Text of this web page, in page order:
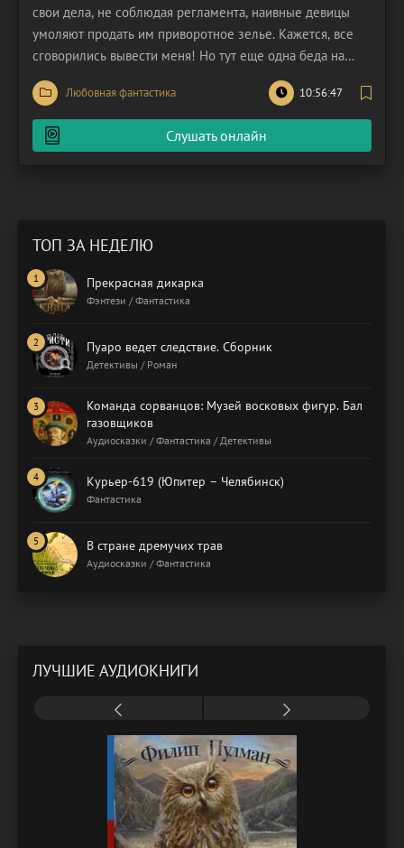
свои дела, не соблюдая регламента, наивные девицы
умоляют продать им приворотное зелье. Кажется, все
сговорились вывести меня! Но тут еще одна беда на
мою голову! В город прибывает мега начальник –
Бриджуотера. И он буквально сходу намерен выгнать
меня отсюда. Нет уж, немедленно собирать чемоданы я
не
Любовная фантастика 10:56:47
Слушать онлайн
ТОП ЗА НЕДЕЛЮ
Прекрасная дикарка
Фэнтези / Фантастика
Пуаро ведет следствие. Сборник
Детективы / Роман
Команда сорванцов: Музей восковых фигур. Бал
газовщиков
Аудиосказки / Фантастика / Детективы
Курьер-619 (Юпитер – Челябинск)
Фантастика
В стране дремучих трав
Аудиосказки / Фантастика
ЛУЧШИЕ АУДИОКНИГИ